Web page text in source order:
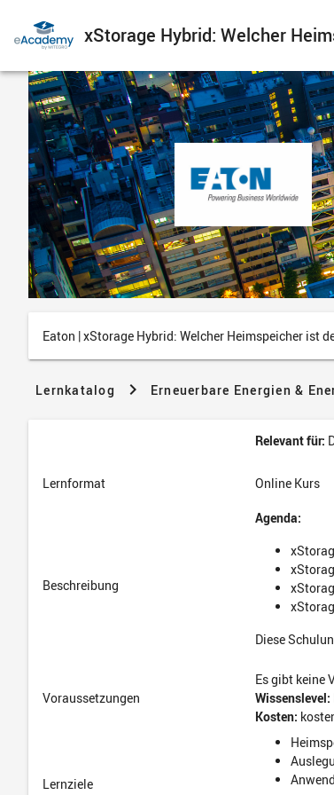
xStorage Hybrid: Welcher
Eaton | xStorage Hybrid: Welcher Heimspeicher ist
Lernkatalog Erneuerbare Energien &
Relevant für:
Lernformat Online Kurs
Beschreibung
Agenda:
Diese
Voraussetzungen
Es gibt keine
Wissenslevel:
Kosten:
Lernziele